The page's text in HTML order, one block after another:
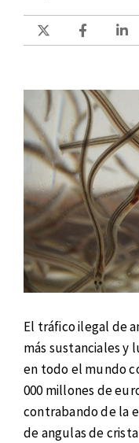
El tráfico ilegal de
más sustanciales y
en todo el mundo
000 millones de
contrabando de la
de angulas de